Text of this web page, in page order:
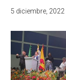
5 diciembre, 2022